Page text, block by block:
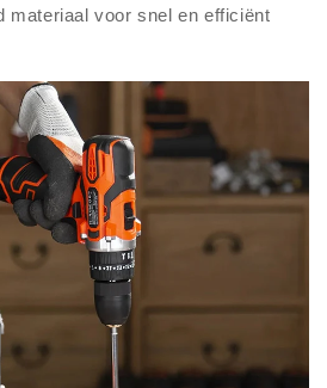
materiaal voor snel en efficiënt